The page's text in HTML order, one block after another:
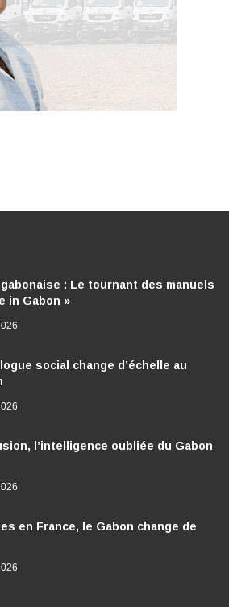
: Le tournant des manuels
in Gabon »
social change d’échelle au
l’intelligence oubliée du Gabon
en France, le Gabon change de